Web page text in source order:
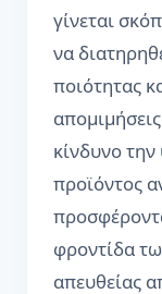
γίνεται
να
ποιότητας
κίνδυνο
προϊόντος
φροντίδα
απευθείας